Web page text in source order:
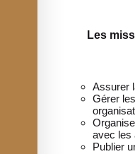
Les
Assurer
Gérer
avec les
Publier